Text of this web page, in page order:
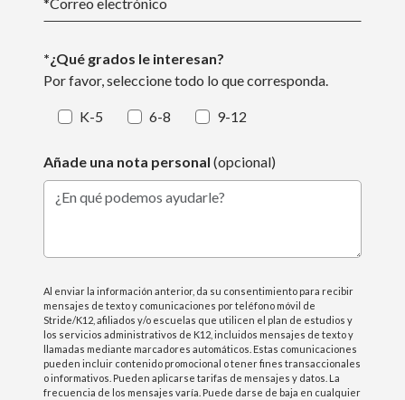
*¿Qué grados le interesan?
Por favor, seleccione todo lo que corresponda.
K-5 6-8 9-12
Añade una nota personal (opcional)
¿En qué podemos ayudarle?
Al enviar la información anterior, da su consentimiento para recibir
mensajes de texto y comunicaciones por teléfono móvil de
Stride/K12, afiliados y/o escuelas que utilicen el plan de estudios y
los servicios administrativos de K12, incluidos mensajes de texto y
llamadas mediante marcadores automáticos. Estas comunicaciones
pueden incluir contenido promocional o tener fines transaccionales
o informativos. Pueden aplicarse tarifas de mensajes y datos. La
frecuencia de los mensajes varía. Puede darse de baja en cualquier